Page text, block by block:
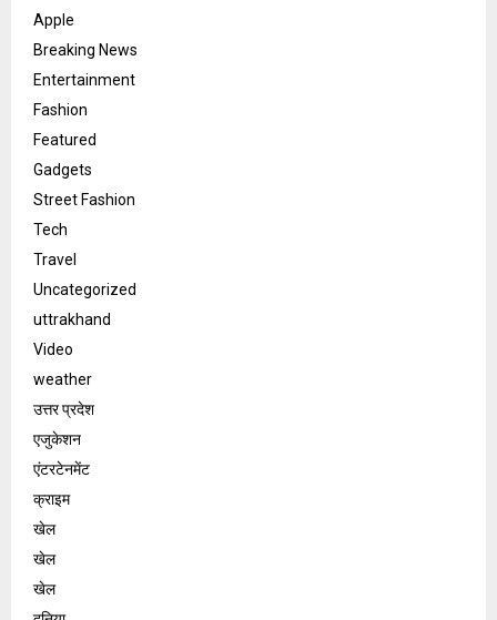
Apple
Breaking News
Entertainment
Fashion
Featured
Gadgets
Street Fashion
Tech
Travel
Uncategorized
uttrakhand
Video
weather
उत्तर प्रदेश
एजुकेशन
एंटरटेनमेंट
क्राइम
खेल
खेल
खेल